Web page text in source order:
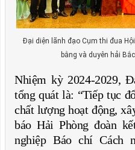
Đại diện lãnh đạo Cụm thi đua
bằng và duyên hải
Nhiệm kỳ 2024-2029,
tổng quát là: “Tiếp tục
chất lượng hoạt động,
báo Hải Phòng đoàn
nghiệp Báo chí Cách